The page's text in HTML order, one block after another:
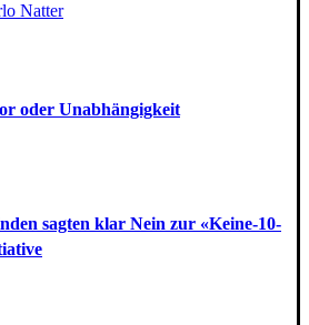
Natter
oder Unabhängigkeit
sagten klar Nein zur «Keine-10-